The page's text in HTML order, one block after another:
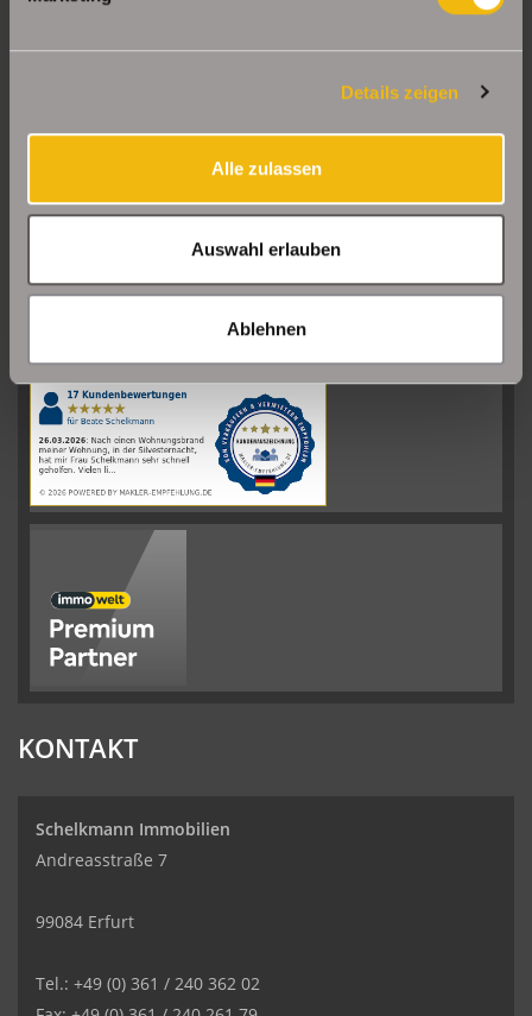
Details zeigen
Alle zulassen
Auswahl erlauben
Ablehnen
08/2026
|110Schelkmann
ImmobilienBewertungen
auf
werkenntdenBESTEN.de
KONTAKT
Schelkmann Immobilien
Andreasstraße 7
99084 Erfurt
Tel.: +49 (0) 361 / 240 362 02